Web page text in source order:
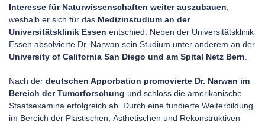
Interesse für Naturwissenschaften weiter auszubauen
weshalb er sich für das Medizinstudium an der
Universitätsklinik Essen entschied. Neben der Universitätsklinik
Essen absolvierte Dr. Narwan sein Studium unter anderem an der
University of California San Diego und am Spital Netz Bern
Nach der deutschen Apporbation promovierte Dr. Narwan im
Bereich der Tumorforschung und schloss die amerikanische
Staatsexamina erfolgreich ab. Durch eine fundierte Weiterbildung
im Bereich der Plastischen, Ästhetischen und Rekonstruktiven